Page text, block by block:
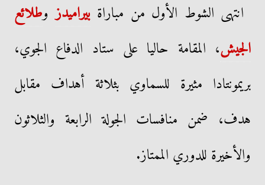
انتهى الشوط الأول من مباراةبيراميدزوطلائع
الجيش، المقامة حاليا على ستاد الدفاع الجوي،
بريمونتادا مثيرة للسماوي بثلاثة أهداف مقابل
هدف، ضمن منافسات الجولة الرابعة والثلاثون
والأخيرة للدوري الممتاز.